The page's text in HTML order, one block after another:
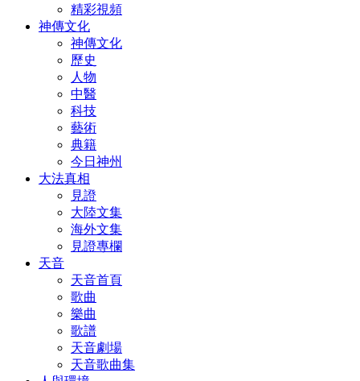
精彩視頻
神傳文化
神傳文化
歷史
人物
中醫
科技
藝術
典籍
今日神州
大法真相
見證
大陸文集
海外文集
見證專欄
天音
天音首頁
歌曲
樂曲
歌譜
天音劇場
天音歌曲集